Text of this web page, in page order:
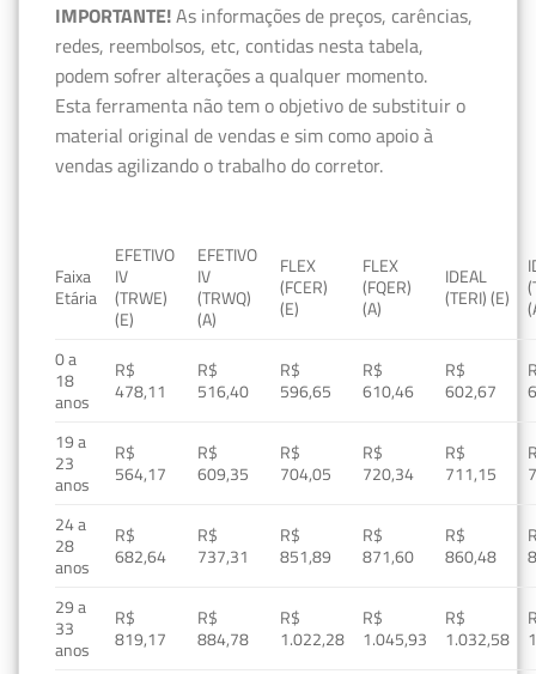
IMPORTANTE!As informações de preços, carências,
redes, reembolsos, etc, contidas nesta tabela,
podem sofrer alterações a qualquer momento.
Esta ferramenta não tem o objetivo de substituir o
material original de vendas e sim como apoio à
vendas agilizando o trabalho do corretor.
Faixa
Etária
EFETIVO
IV
(TRWE)
(E)
EFETIVO
IV
(TRWQ)
(A)
FLEX
(FCER)
(E)
FLEX
(FQER)
(A)
IDEAL
(TERI) (E)
0 a
18
anos
R$
478,11
R$
516,40
R$
596,65
R$
610,46
R$
602,67
19 a
23
anos
R$
564,17
R$
609,35
R$
704,05
R$
720,34
R$
711,15
24 a
28
anos
R$
682,64
R$
737,31
R$
851,89
R$
871,60
R$
860,48
29 a
33
anos
R$
819,17
R$
884,78
R$
1.022,28
R$
1.045,93
R$
1.032,58